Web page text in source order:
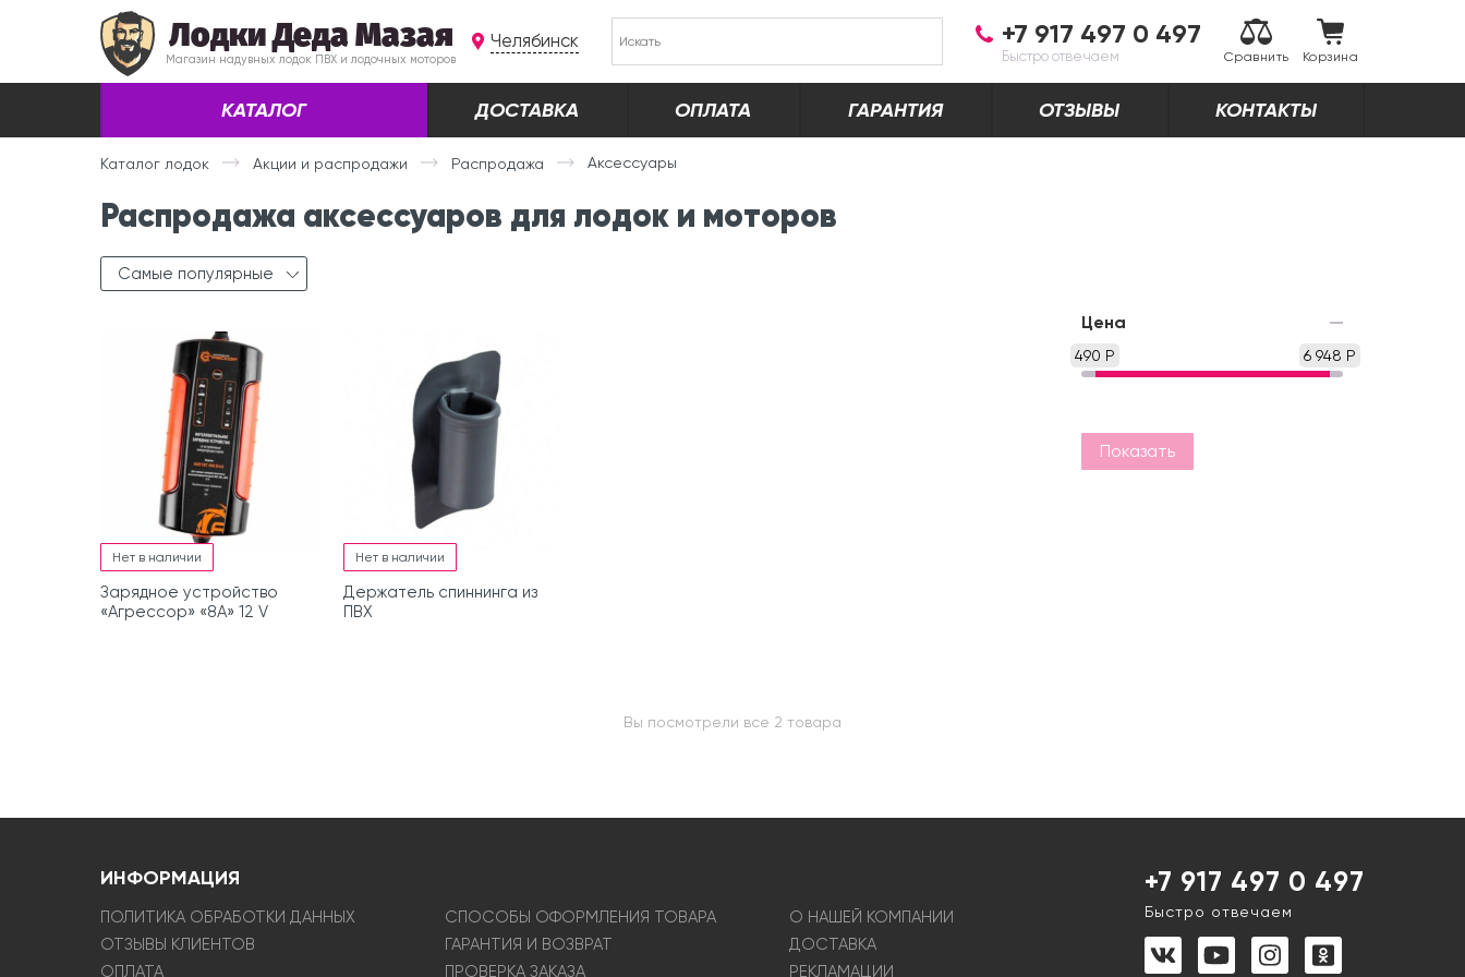
Лодки Деда Мазая
Магазин надувных лодок ПВХ и лодочных моторов
Челябинск +7 917 497 0 497
Быстро отвечаем Сравнить Корзина
КАТАЛОГ ДОСТАВКА ОПЛАТА ГАРАНТИЯ ОТЗЫВЫ КОНТАКТЫ
Каталог лодок Акции и распродажи Распродажа Аксессуары
Распродажа аксессуаров для лодок и моторов
Самые популярные
Нет в наличии
Зарядное устройство
«Агрессор» «8А» 12 V
Нет в наличии
Держатель спиннинга из
ПВХ
Цена
490 Р 6 948 Р
Показать
Вы посмотрели все 2 товара
ИНФОРМАЦИЯ
ПОЛИТИКА ОБРАБОТКИ ДАННЫХ СПОСОБЫ ОФОРМЛЕНИЯ ТОВАРА
О НАШЕЙ КОМПАНИИ
ОТЗЫВЫ КЛИЕНТОВ
ГАРАНТИЯ И ВОЗВРАТ
ДОСТАВКА
ОПЛАТА
ПРОВЕРКА ЗАКАЗА РЕКЛАМАЦИИ
+7 917 497 0 497
Быстро отвечаем